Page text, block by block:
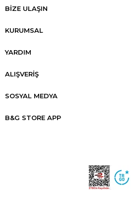
BİZE ULAŞIN
KURUMSAL
YARDIM
ALIŞVERİŞ
SOSYAL MEDYA
B&G STORE APP